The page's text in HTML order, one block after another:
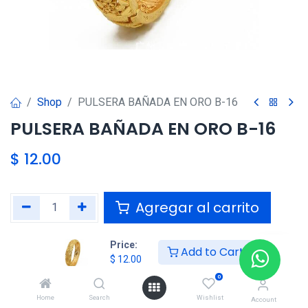
Price:
$ 12.00 Add to Cart
Home Search
0
Wishlist Account
Shop PULSERA BAÑADA EN ORO B-16
PULSERA BAÑADA EN ORO B-16
$ 12.00
Agregar al carrito
Agregar a la lista de deseos
Compartir :